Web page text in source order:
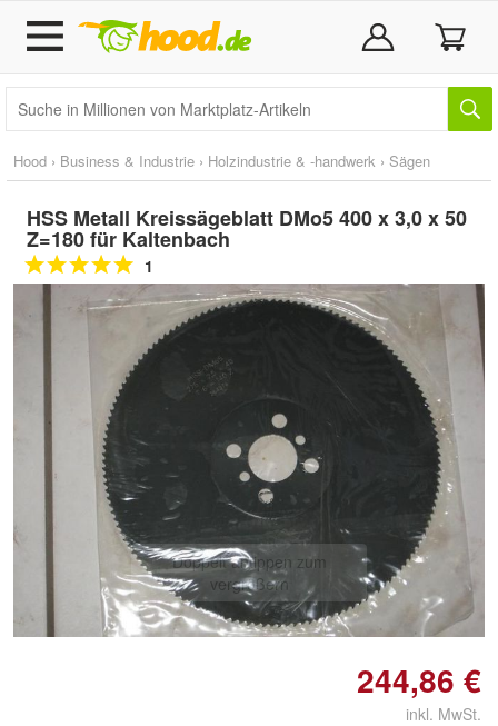
Hood › Business & Industrie › Holzindustrie & -handwerk › Sägen
HSS Metall Kreissägeblatt DMo5 400 x 3,0 x 50
Z=180 für Kaltenbach
1
Doppelt antippen zum
vergrößern
244,86 €
inkl. MwSt.